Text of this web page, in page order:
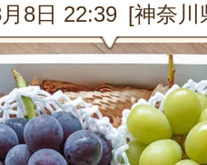
8月8日 22:00 [東京